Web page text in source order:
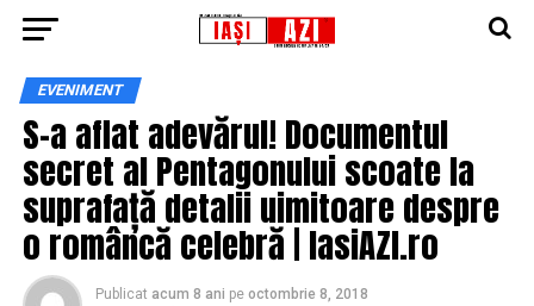
EVENIMENT
S-a aflat adevărul! Documentul
secret al Pentagonului scoate la
suprafață detalii uimitoare despre
o româncă celebră | IasiAZI.ro
Publicat acum 8 ani pe octombrie 8, 2018